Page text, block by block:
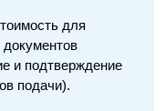
для
документов
и подтверждение
подачи).